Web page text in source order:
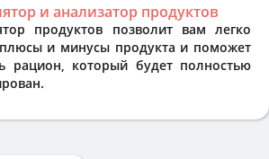
и анализатор продуктов
продуктов позволит вам легко
и минусы продукта и поможет
рацион, который будет полностью